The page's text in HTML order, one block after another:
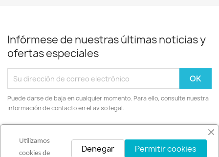
Infórmese de nuestras últimas noticias y
ofertas especiales
Puede darse de baja en cualquier momento. Para ello, consulte nuestra
información de contacto en el aviso legal.
Utilizamos
cookies de
Permitir cookies
Denegar